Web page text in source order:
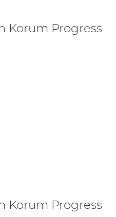
Korum Progress
Korum Progress